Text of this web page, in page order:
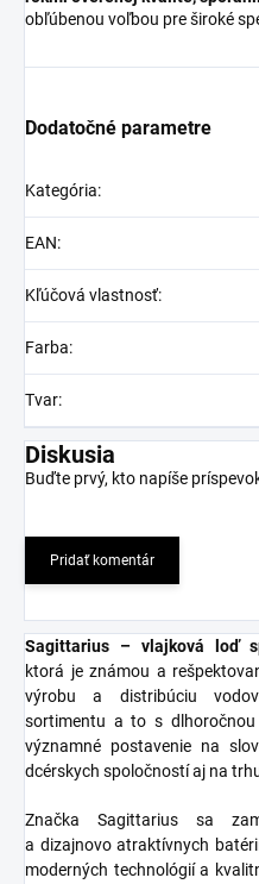
obľúbenou voľbou pre široké
Dodatočné parametre
Kategória:
EAN:
Kľúčová vlastnosť:
Farba:
Tvar:
Diskusia
Buďte prvý, kto napíše
Pridať komentár
Sagittarius – vlajková loď
ktorá je známou a
výrobu a distribúciu
sortimentu a to s
významné postavenie na
dcérskych spoločností aj na
Značka Sagittarius sa
a dizajnovo atraktívnych
moderných technológií a